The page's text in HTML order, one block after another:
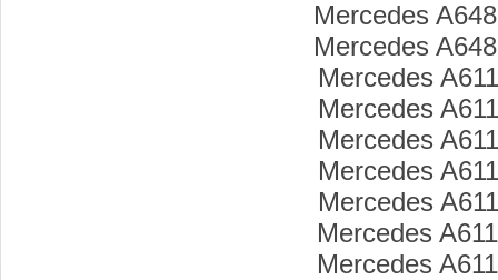
Mercedes
Mercedes
Mercedes
Mercedes
Mercedes
Mercedes
Mercedes
Mercedes
Mercedes